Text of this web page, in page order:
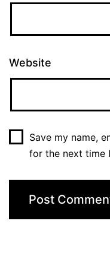
Website
Save my name,
for the next time